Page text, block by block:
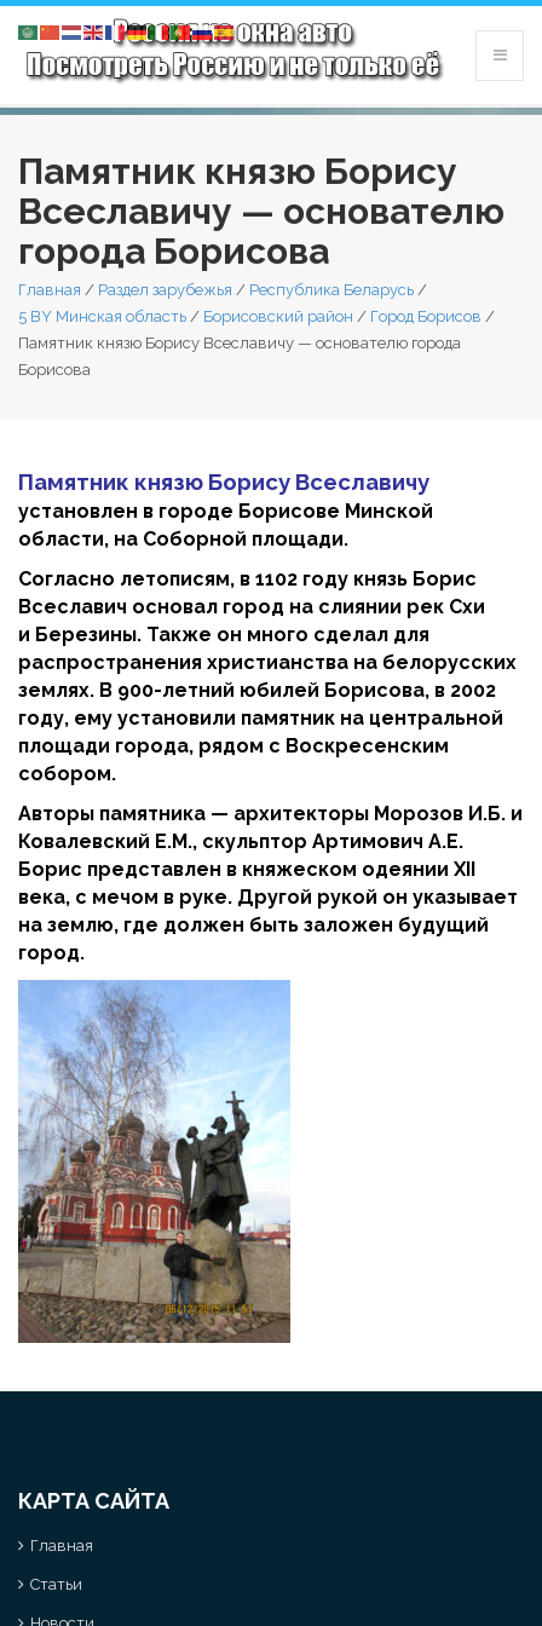
Памятник князю Борису
Всеславичу — основателю
города Борисова
Главная / Раздел зарубежья / Республика Беларусь /
5 BY Минская область / Борисовский район / Город Борисов /
Памятник князю Борису Всеславичу — основателю города
Борисова
Памятник князю Борису Всеславичу
установлен в городе Борисове Минской
области, на Соборной площади.
Согласно летописям, в 1102 году князь Борис
Всеславич основал город на слиянии рек Схи
и Березины. Также он много сделал для
распространения христианства на белорусских
землях. В 900-летний юбилей Борисова, в 2002
году, ему установили памятник на центральной
площади города, рядом с Воскресенским
собором.
Авторы памятника — архитекторы Морозов И.Б. и
Ковалевский Е.М., скульптор Артимович А.Е.
Борис представлен в княжеском одеянии XII
века, с мечом в руке. Другой рукой он указывает
на землю, где должен быть заложен будущий
город.
КАРТА САЙТА
Главная
Статьи